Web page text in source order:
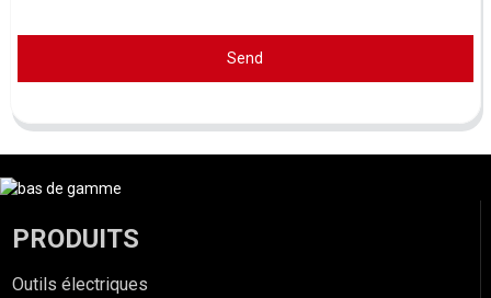
Send
PRODUITS
Outils électriques